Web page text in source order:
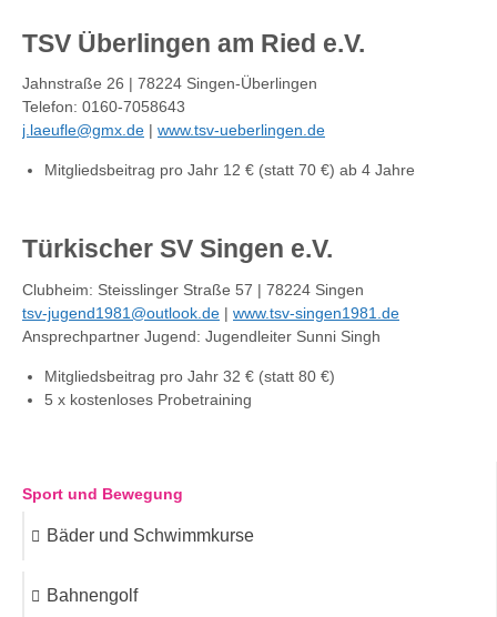
TSV Überlingen am Ried e.V.
Jahnstraße 26 | 78224 Singen-Überlingen
Telefon: 0160-7058643
j.laeufle@gmx.de | www.tsv-ueberlingen.de
Mitgliedsbeitrag pro Jahr 12 € (statt 70 €) ab 4 Jahre
Türkischer SV Singen e.V.
Clubheim: Steisslinger Straße 57 | 78224 Singen
tsv-jugend1981@outlook.de | www.tsv-singen1981.de
Ansprechpartner Jugend: Jugendleiter Sunni Singh
Mitgliedsbeitrag pro Jahr 32 € (statt 80 €)
5 x kostenloses Probetraining
Sport und Bewegung
Bäder und Schwimmkurse
Bahnengolf